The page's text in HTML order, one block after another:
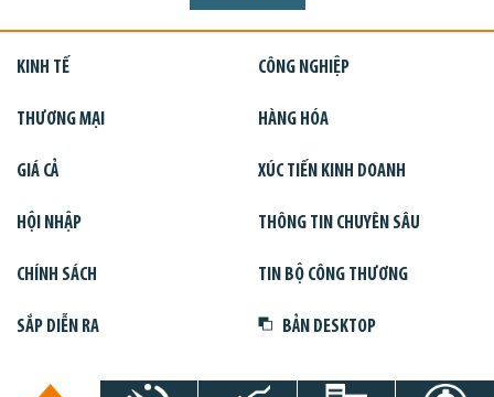
KINH TẾ CÔNG NGHIỆP
THƯƠNG MẠI HÀNG HÓA
GIÁ CẢ XÚC TIẾN KINH DOANH
HỘI NHẬP THÔNG TIN CHUYÊN SÂU
CHÍNH SÁCH TIN BỘ CÔNG THƯƠNG
SẮP DIỄN RA BẢN DESKTOP